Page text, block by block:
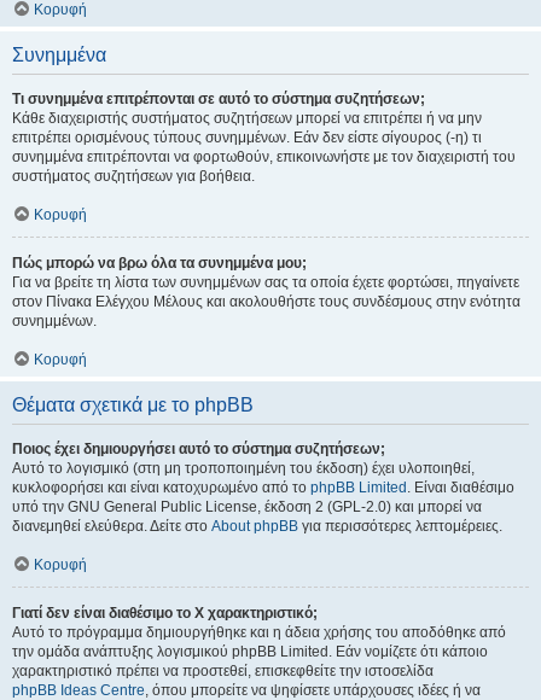
Κορυφή
Συνημμένα
Τι συνημμένα επιτρέπονται σε αυτό το σύστημα συζητήσεων;
Κάθε διαχειριστής συστήματος συζητήσεων μπορεί να επιτρέπει ή να μην
επιτρέπει ορισμένους τύπους συνημμένων. Εάν δεν είστε σίγουρος (-η) τι
συνημμένα επιτρέπονται να φορτωθούν, επικοινωνήστε με τον διαχειριστή του
συστήματος συζητήσεων για βοήθεια.
Κορυφή
Πώς μπορώ να βρω όλα τα συνημμένα μου;
Για να βρείτε τη λίστα των συνημμένων σας τα οποία έχετε φορτώσει, πηγαίνετε
στον Πίνακα Ελέγχου Μέλους και ακολουθήστε τους συνδέσμους στην ενότητα
συνημμένων.
Κορυφή
Θέματα σχετικά με το phpBB
Ποιος έχει δημιουργήσει αυτό το σύστημα συζητήσεων;
Αυτό το λογισμικό (στη μη τροποποιημένη του έκδοση) έχει υλοποιηθεί,
κυκλοφορήσει και είναι κατοχυρωμένο από το phpBB Limited . Είναι διαθέσιμο
υπό την GNU General Public License, έκδοση 2 (GPL-2.0) και μπορεί να
διανεμηθεί ελεύθερα. Δείτε στο About phpBB για περισσότερες λεπτομέρειες.
Κορυφή
Γιατί δεν είναι διαθέσιμο το Χ χαρακτηριστικό;
Αυτό το πρόγραμμα δημιουργήθηκε και η άδεια χρήσης του αποδόθηκε από
την ομάδα ανάπτυξης λογισμικού phpBB Limited. Εάν νομίζετε ότι κάποιο
χαρακτηριστικό πρέπει να προστεθεί, επισκεφθείτε την ιστοσελίδα
phpBB Ideas Centre, όπου μπορείτε να ψηφίσετε υπάρχουσες ιδέες ή να